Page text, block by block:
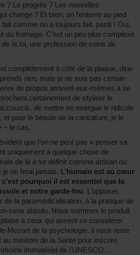
? Le progrès ? Les nouvelles
change ? Et bien, on l’enterre au pied
fait comme on a toujours fait, pardi ! Oui,
du fromage. C’est un peu plus complexe
la loi, une profession de soins de
complètement à côté de la plaque, dira-
rien, mais je ne suis pas certain
de propos arrivent eux-mêmes à se
certainement de styliser le
de mettre en exergue le ridicule
et pour le besoin de la caricature, je le
– le cas.
que l’on ne peut pas « penser sa
uniquement à quelque chose de
de là à se définir comme artisan ou
je ne ferai jamais. L’humain est au cœur
pourquoi il est essentiel que la
et notre garde-fou. L’opposer,
de la paramédicalisation, à la pratique de
sens absolu. Nous sommes le produit
à ceux qui aiment se considérer
Mozart de la psychologie, il vous reste
au ministre de la Santé pour inscrire
immatériel de l’UNESCO…